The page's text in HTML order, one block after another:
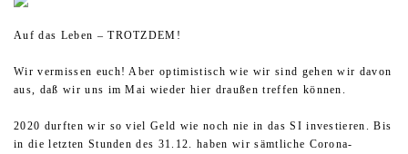
Auf das Leben – TROTZDEM!
Wir vermissen euch! Aber optimistisch wie wir sind gehen wir davon
aus, daß wir uns im Mai wieder hier draußen treffen können.
2020 durften wir so viel Geld wie noch nie in das SI investieren. Bis
in die letzten Stunden des 31.12. haben wir sämtliche Corona-